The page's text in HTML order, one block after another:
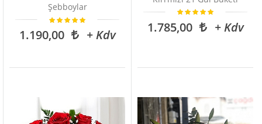
Şebboylar
1.190,00 + Kdv
1.785,00 + Kdv